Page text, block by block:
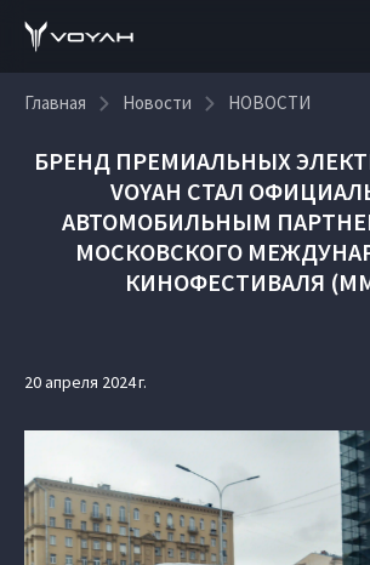
Главная Новости НОВОСТИ
БРЕНД ПРЕМИАЛЬНЫХ
VOYAH СТАЛ
АВТОМОБИЛЬНЫМ
МОСКОВСКОГО
КИНОФЕСТИВАЛЯ
20 апреля 2024 г.